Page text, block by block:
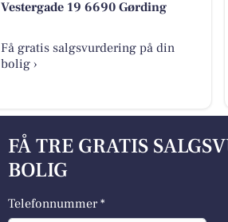
Vestergade 19 6690 Gørding
Få gratis salgsvurdering på din
bolig ›
FÅ TRE GRATIS
BOLIG
Telefonnummer *